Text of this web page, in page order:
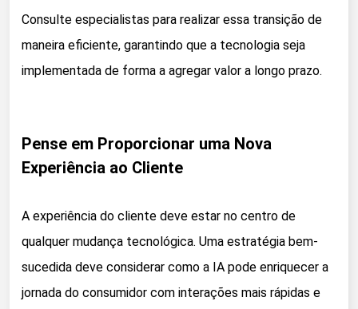
Consulte especialistas para realizar essa transição de
maneira eficiente, garantindo que a tecnologia seja
implementada de forma a agregar valor a longo prazo.
Pense em Proporcionar uma Nova
Experiência ao Cliente
A experiência do cliente deve estar no centro de
qualquer mudança tecnológica. Uma estratégia bem-
sucedida deve considerar como a IA pode enriquecer a
jornada do consumidor com interações mais rápidas e